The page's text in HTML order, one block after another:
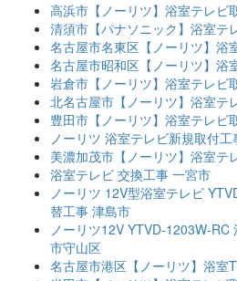
高浜市【ノーリツ】浴室テレビ
清須市【パナソニック】浴室テ
名古屋市名東区【ノーリツ】浴
名古屋市昭和区【ノーリツ】浴
岩倉市【ノーリツ】浴室テレビ
北名古屋市【ノーリツ】浴室テ
豊田市【ノーリツ】浴室テレビ
ノーリツ 浴室テレビ新規取付
美濃加茂市【ノーリツ】浴室テ
浴室テレビ 交換工事 一宮市
ノーリツ 12V型浴室テレビ
替工事 津島市
ノーリツ12V YTVD-1203W-RC
市守山区
名古屋市港区【ノーリツ】浴室